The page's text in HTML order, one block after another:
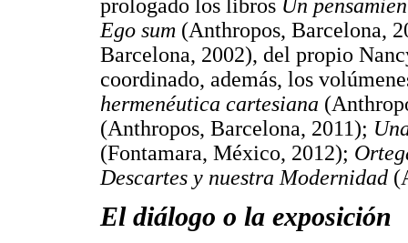
prologado los libros Un
Ego sum (Anthropos, Barcelona,
Barcelona, 2002), del propio
coordinado, además, los
hermenéutica cartesiana
(Anthropos, Barcelona, 2011);
(Fontamara, México, 2012);
Descartes y nuestra Modernidad
El diálogo o la exposición